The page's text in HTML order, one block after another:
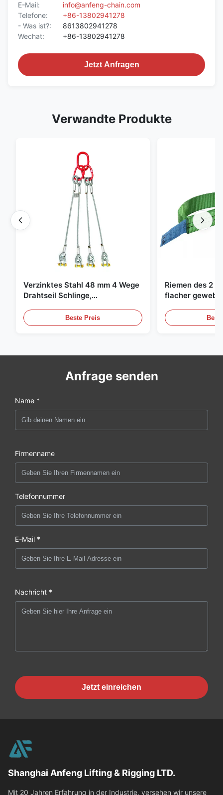
E-Mail:
info@anfeng-chain.com
Telefone:
+86-13802941278
- Was ist?:
8613802941278
Wechat:
+86-13802941278
Jetzt Anfragen
Verwandte Produkte
Verzinktes Stahl 48 mm 4 Wege
Drahtseil Schlinge,
Beste Preis
Riemen des 2
flacher
Anfrage senden
Name *
Firmenname
Telefonnummer
E-Mail *
Nachricht *
Jetzt einreichen
Shanghai Anfeng Lifting & Rigging LTD.
Mit 20 Jahren Erfahrung in der Industrie, versehen wir unsere